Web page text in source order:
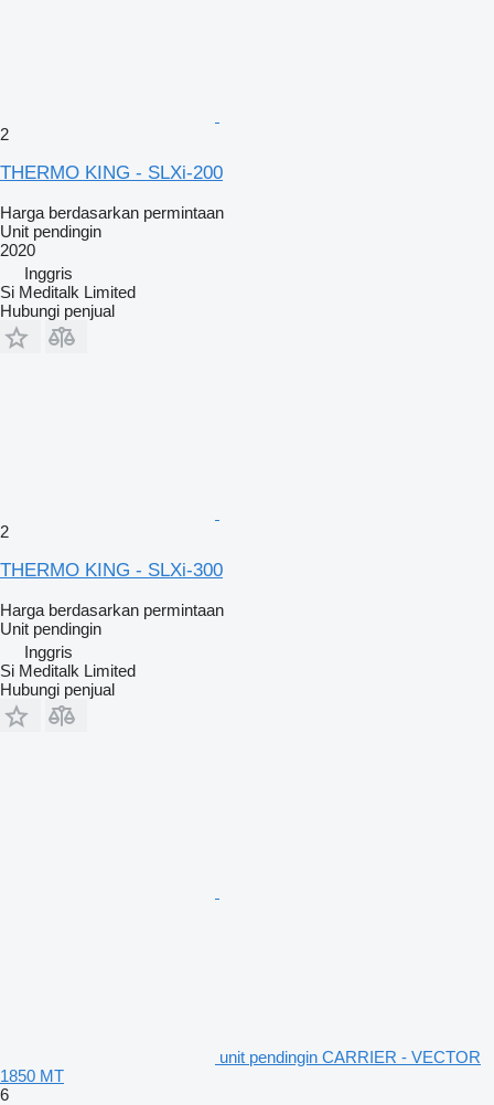
2
THERMO KING - SLXi-200
Harga berdasarkan permintaan
Unit pendingin
2020
Inggris
Si Meditalk Limited
Hubungi penjual
2
THERMO KING - SLXi-300
Harga berdasarkan permintaan
Unit pendingin
Inggris
Si Meditalk Limited
Hubungi penjual
unit pendingin CARRIER - VECTOR
1850 MT
6